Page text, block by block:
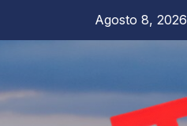
Agosto 8, 2026